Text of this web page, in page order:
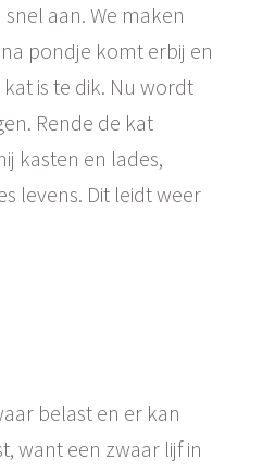
aan. We maken
pondje komt erbij en
is te dik. Nu wordt
Rende de kat
kasten en lades,
levens. Dit leidt weer
belast en er kan
want een zwaar lijf in